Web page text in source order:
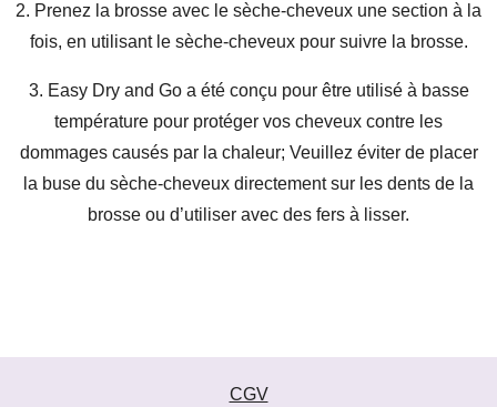
2. Prenez la brosse avec le sèche-cheveux une section à la
fois, en utilisant le sèche-cheveux pour suivre la brosse.
3. Easy Dry and Go a été conçu pour être utilisé à basse
température pour protéger vos cheveux contre les
dommages causés par la chaleur; Veuillez éviter de placer
la buse du sèche-cheveux directement sur les dents de la
brosse ou d’utiliser avec des fers à lisser.
CGV